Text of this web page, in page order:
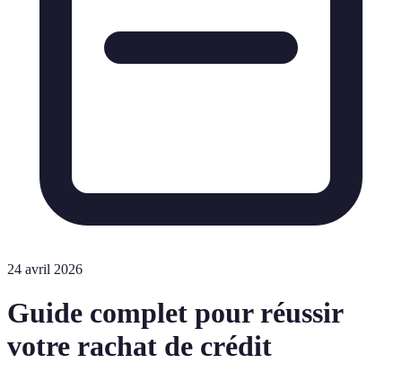
24 avril 2026
Guide complet pour réussir
votre rachat de crédit